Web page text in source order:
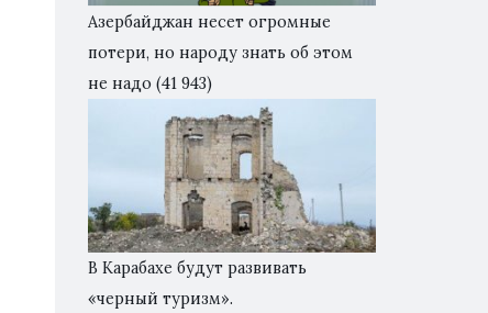
Азербайджан несет огромные
потери, но народу знать об этом
не надо (41 943)
В Карабахе будут развивать
«черный туризм».